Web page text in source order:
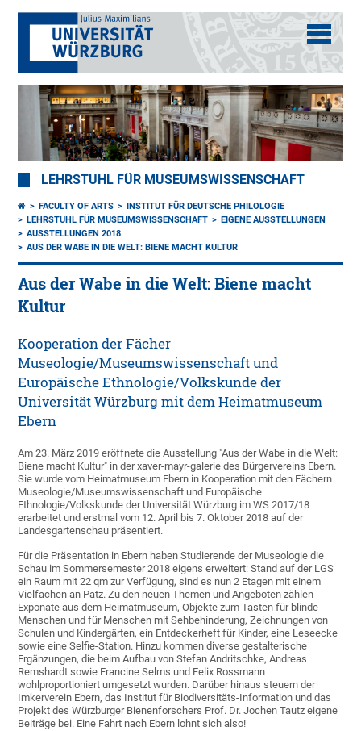
LEHRSTUHL FÜR MUSEUMSWISSENSCHAFT
FACULTY OF ARTS
INSTITUT FÜR DEUTSCHE PHILOLOGIE
LEHRSTUHL FÜR MUSEUMSWISSENSCHAFT
EIGENE AUSSTELLUNGEN
AUSSTELLUNGEN 2018
AUS DER WABE IN DIE WELT: BIENE MACHT KULTUR
Aus der Wabe in die Welt: Biene macht
Kultur
Kooperation der Fächer
Museologie/Museumswissenschaft und
Europäische Ethnologie/Volkskunde der
Universität Würzburg mit dem Heimatmuseum
Ebern
Am 23. März 2019 eröffnete die Ausstellung "Aus der Wabe in die Welt:
Biene macht Kultur" in der xaver-mayr-galerie des Bürgervereins Ebern.
Sie wurde vom Heimatmuseum Ebern in Kooperation mit den Fächern
Museologie/Museumswissenschaft und Europäische
Ethnologie/Volkskunde der Universität Würzburg im WS 2017/18
erarbeitet und erstmal vom 12. April bis 7. Oktober 2018 auf der
Landesgartenschau präsentiert.
Für die Präsentation in Ebern haben Studierende der Museologie die
Schau im Sommersemester 2018 eigens erweitert: Stand auf der LGS
ein Raum mit 22 qm zur Verfügung, sind es nun 2 Etagen mit einem
Vielfachen an Patz. Zu den neuen Themen und Angeboten zählen
Exponate aus dem Heimatmuseum, Objekte zum Tasten für blinde
Menschen und für Menschen mit Sehbehinderung, Zeichnungen von
Schulen und Kindergärten, ein Entdeckerheft für Kinder, eine Leseecke
sowie eine Selfie-Station. Hinzu kommen diverse gestalterische
Ergänzungen, die beim Aufbau von Stefan Andritschke, Andreas
Remshardt sowie Francine Selms und Felix Rossmann
wohlproportioniert umgesetzt wurden. Darüber hinaus steuern der
Imkerverein Ebern, das Institut für Biodiversitäts-Information und das
Projekt des Würzburger Bienenforschers Prof. Dr. Jochen Tautz eigene
Beiträge bei. Eine Fahrt nach Ebern lohnt sich also!